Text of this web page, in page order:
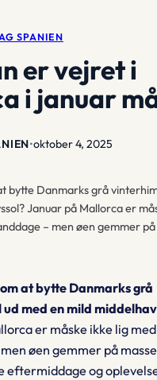
SPANIEN
er vejret i
i januar
•oktober 4, 2025
bytte Danmarks grå
Januar på Mallorca er
– men øen gemmer
at bytte Danmarks grå
med en mild
er måske ikke lig
øen gemmer på
eftermiddage og